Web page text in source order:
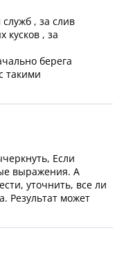
, за слив
кусков , за
берега
такими
Если
выражения. А
уточнить, все ли
Результат может